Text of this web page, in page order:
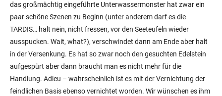
das großmächtig eingeführte Unterwassermonster hat zwar ein
paar schöne Szenen zu Beginn (unter anderem darf es die
TARDIS… halt nein, nicht fressen, vor den Seeteufeln wieder
ausspucken. Wait, what?), verschwindet dann am Ende aber halt
in der Versenkung. Es hat so zwar noch den gesuchten Edelstein
aufgespürt aber dann braucht man es nicht mehr für die
Handlung. Adieu – wahrscheinlich ist es mit der Vernichtung der
feindlichen Basis ebenso vernichtet worden. Wir wünschen es ihm